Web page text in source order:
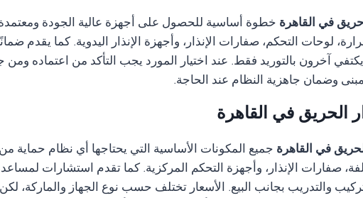
في القاهرة خطوة أساسية للحصول على أجهزة عالية الجودة ومعتمدة
لوحات التحكم، صفارات الإنذار، وأجهزة الإنذار اليدوية. كما يقدم
آخرون بالتوريد فقط. عند اختيار المورد يجب التأكد من اعتماده
وضمان جاهزية النظام عند الحاجة.
الحريق في القاهرة
في القاهرة جميع المكونات الأساسية التي يحتاجها أي نظام
صفارات الإنذار، وأجهزة التحكم المركزية. كما تقدم استشارات
والتدريب بجانب البيع. الأسعار تختلف حسب نوع الجهاز والماركة،